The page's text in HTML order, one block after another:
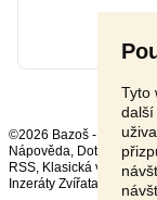
Tyto
další
©2026 Bazoš -
Inzerce,
Nápověda, Dotazy ,
RSS,
Inzeráty Zvířata celkem: